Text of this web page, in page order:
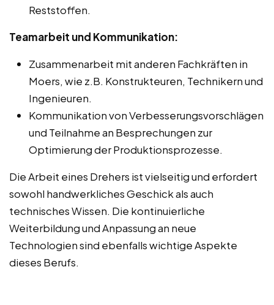
Reststoffen.
Teamarbeit und Kommunikation:
Zusammenarbeit mit anderen Fachkräften in
Moers, wie z.B. Konstrukteuren, Technikern und
Ingenieuren.
Kommunikation von Verbesserungsvorschlägen
und Teilnahme an Besprechungen zur
Optimierung der Produktionsprozesse.
Die Arbeit eines Drehers ist vielseitig und erfordert
sowohl handwerkliches Geschick als auch
technisches Wissen. Die kontinuierliche
Weiterbildung und Anpassung an neue
Technologien sind ebenfalls wichtige Aspekte
dieses Berufs.